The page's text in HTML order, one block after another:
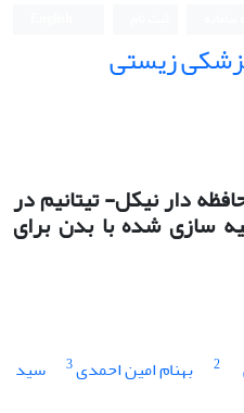
زیستی
دار نیکل- تیتانیم در
سازی شده با بدن برای
2 بهنام امین احمدی3
سید